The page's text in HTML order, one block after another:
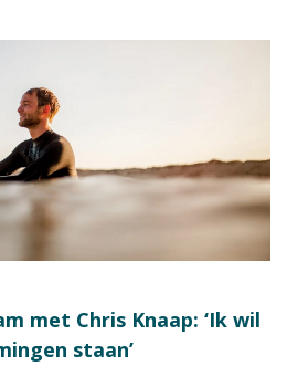
met Chris Knaap: ‘Ik wil
staan’